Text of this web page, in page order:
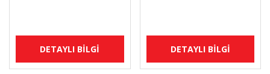
DETAYLI BİLGİ DETAYLI BİLGİ